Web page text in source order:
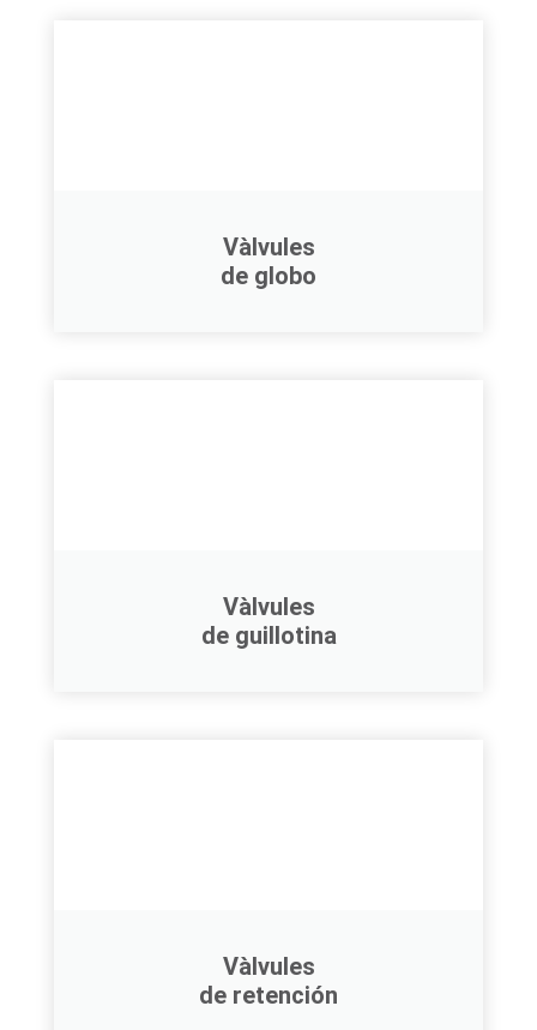
Vàlvules
de globo
Vàlvules
de guillotina
Vàlvules
de retención